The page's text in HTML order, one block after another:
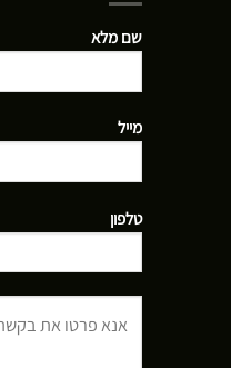
שם מלא
מייל
טלפון